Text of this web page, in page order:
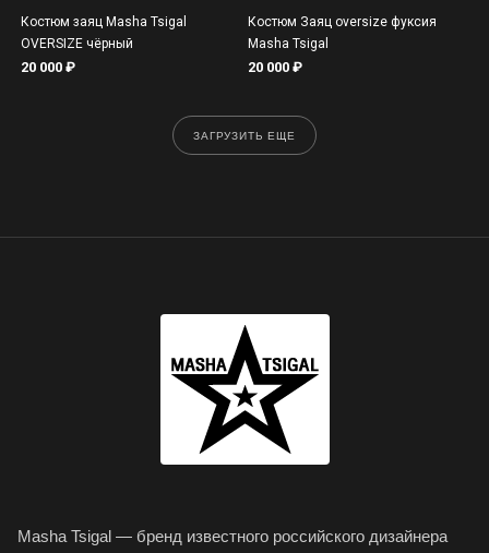
Костюм заяц Masha Tsigal
OVERSIZE чёрный
20 000 ₽
Костюм Заяц oversize фуксия
Masha Tsigal
20 000 ₽
ЗАГРУЗИТЬ ЕЩЕ
Masha Tsigal — бренд известного российского дизайнера